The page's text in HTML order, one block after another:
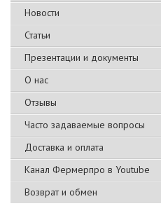
Новости
Статьи
Презентации и документы
О нас
Отзывы
Часто задаваемые вопросы
Доставка и оплата
Канал Фермерпро в Youtube
Возврат и обмен